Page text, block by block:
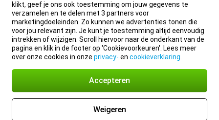
klikt, geef je ons ook toestemming om jouw gegevens te
verzamelen en te delen met 3 partners voor
marketingdoeleinden. Zo kunnen we advertenties tonen die
voor jou relevant zijn. Je kunt je toestemming altijd eenvoudig
intrekken of wijzigen. Scroll hiervoor naar de onderkant van de
pagina en klik in de footer op 'Cookievoorkeuren'. Lees meer
over onze cookies in onze privacy- en cookieverklaring
Accepteren
Weigeren